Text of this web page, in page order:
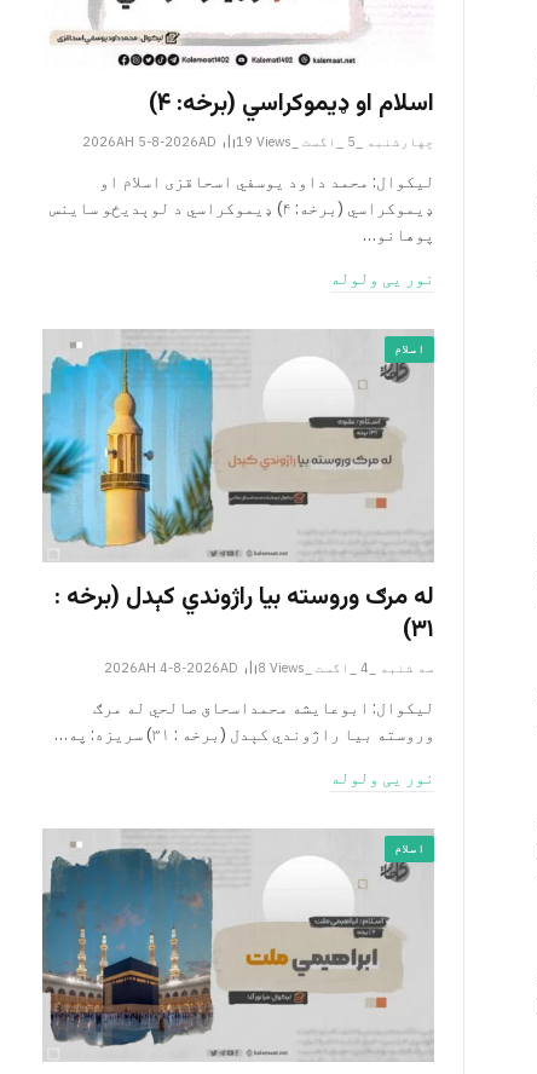
اسلام او ډیموکراسي (برخه: ۴)
چهارشنبه _5 _اگست _2026AH 5-8-2026AD 19 Views
لیکوال: محمد داود یوسفي اسحاقزی اسلام او
ډیموکراسي (برخه: ۴) ډیموکراسي د لوېدیځو ساینس
پوهانو…
نور یی ولوله
اسلام
له مرګ وروسته بیا راژوندي کېدل (برخه :
۳۱)
سه شنبه _4 _اگست _2026AH 4-8-2026AD 8 Views
لیکوال: ابوعایشه محمداسحاق صالحي له مرګ
وروسته بیا راژوندي کېدل (برخه : ۳۱) سریزه: په…
نور یی ولوله
اسلام